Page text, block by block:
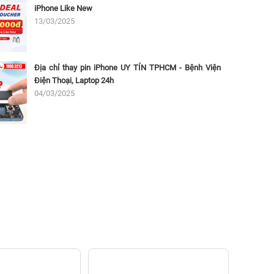
iPhone Like New
13/03/2025
Địa chỉ thay pin iPhone UY TÍN TPHCM - Bệnh Viện
Điện Thoại, Laptop 24h
04/03/2025